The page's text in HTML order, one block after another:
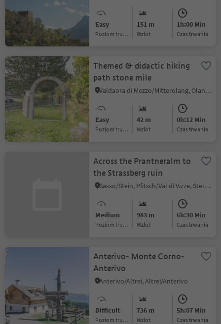
Easy
Poziom trudności
151 m
Wzlot
1h:00 Min
czas trwania
Themed & didactic hiking
path stone mile
Valdaora di Mezzo/Mitterolang, Olang/Valdaora, Dolomites Region Kronplatz/Plan de Corones
Easy
Poziom trudności
42 m
Wzlot
0h:12 Min
czas trwania
Across the Prantneralm to
the Strassberg ruin
Sasso/Stein, Pfitsch/Val di Vizze, Sterzing/Vipiteno and environs
Medium
Poziom trudności
983 m
Wzlot
6h:30 Min
czas trwania
Anterivo- Monte Corno-
Anterivo
Anterivo/Altrei, Altrei/Anterivo
Difficult
Poziom trudności
736 m
Wzlot
5h:07 Min
czas trwania